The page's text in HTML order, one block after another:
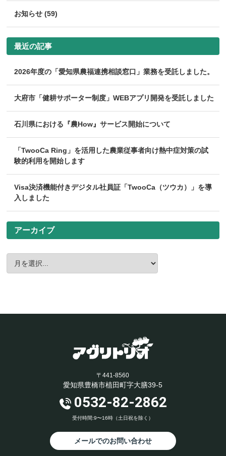
お知らせ (59)
最近の記事
2026年度の「愛知県農福連携相談窓口」業務を受託しました。
大府市「健耕サポーター制度」WEBアプリ開発を受託しました
石川県における『農How』サービス開始について
「TwooCa Ring」を活用した農業従事者向け熱中症対策の試
験的利用を開始します
Visa決済機能付きデジタル社員証「TwooCa（ツウカ）」を導
入しました
アーカイブ
〒441-8560
愛知県豊橋市植田町字大膳39-5
0532-82-2862
受付時間:9〜16時（土日祝を除く）
メールでのお問い合わせ